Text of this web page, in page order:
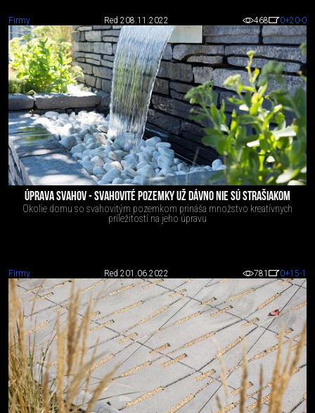
Firmy Red 208.11.2022 468 0+20-0
ÚPRAVA SVAHOV - SVAHOVITÉ POZEMKY UŽ DÁVNO NIE SÚ STRAŠIAKOM
Okolie domu so svahovitým pozemkom prináša množstvo kreatívnych
príležitostí na jeho úpravu
Firmy Red 201.06.2022 781 0+15-1